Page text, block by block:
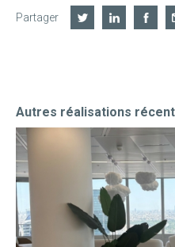
Partager
Autres réalisations